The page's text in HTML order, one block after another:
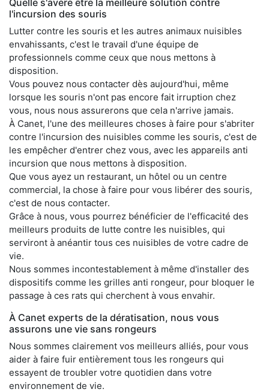
l'incursion des souris
Lutter contre les souris et les autres animaux nuisibles
envahissants, c'est le travail d'une équipe de
professionnels comme ceux que nous mettons à
disposition.
Vous pouvez nous contacter dès aujourd'hui, même
lorsque les souris n'ont pas encore fait irruption chez
vous, nous nous assurerons que cela n'arrive jamais.
À Canet, l'une des meilleures choses à faire pour s'abriter
contre l'incursion des nuisibles comme les souris, c'est de
les empêcher d'entrer chez vous, avec les appareils anti
incursion que nous mettons à disposition.
Que vous ayez un restaurant, un hôtel ou un centre
commercial, la chose à faire pour vous libérer des souris,
c'est de nous contacter.
Grâce à nous, vous pourrez bénéficier de l'efficacité des
meilleurs produits de lutte contre les nuisibles, qui
serviront à anéantir tous ces nuisibles de votre cadre de
vie.
Nous sommes incontestablement à même d'installer des
dispositifs comme les grilles anti rongeur, pour bloquer le
passage à ces rats qui cherchent à vous envahir.
À Canet experts de la dératisation, nous vous
assurons une vie sans rongeurs
Nous sommes clairement vos meilleurs alliés, pour vous
aider à faire fuir entièrement tous les rongeurs qui
essayent de troubler votre quotidien dans votre
environnement de vie.